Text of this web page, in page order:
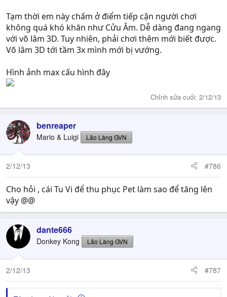
Tạm thời em này chấm ở điểm tiếp cận người chơi
không quá khó khăn như Cửu Âm. Dễ dàng đang ngang
với võ lâm 3D. Tuy nhiên, phải chơi thêm mới biết được.
Võ lâm 3D tới tầm 3x mình mới bị vướng.
Hình ảnh max cấu hình đây
Chỉnh sửa cuối: 2/12/13
benreaper
Mario & Luigi Lão Làng GVN
2/12/13 #786
Cho hỏi , cái Tu Vi để thu phục Pet làm sao để tăng lên
vậy @@
dante666
Donkey Kong Lão Làng GVN
2/12/13 #787